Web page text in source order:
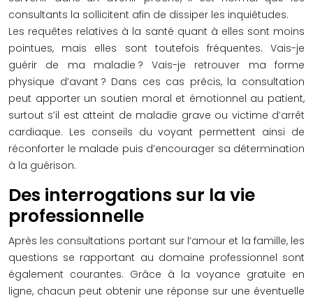
consultants la sollicitent afin de dissiper les inquiétudes.
Les requêtes relatives à la santé quant à elles sont moins
pointues, mais elles sont toutefois fréquentes. Vais-je
guérir de ma maladie ? Vais-je retrouver ma forme
physique d’avant ? Dans ces cas précis, la consultation
peut apporter un soutien moral et émotionnel au patient,
surtout s’il est atteint de maladie grave ou victime d’arrêt
cardiaque. Les conseils du voyant permettent ainsi de
réconforter le malade puis d’encourager sa détermination
à la guérison.
Des interrogations sur la vie
professionnelle
Après les consultations portant sur l’amour et la famille, les
questions se rapportant au domaine professionnel sont
également courantes. Grâce à la voyance gratuite en
ligne, chacun peut obtenir une réponse sur une éventuelle